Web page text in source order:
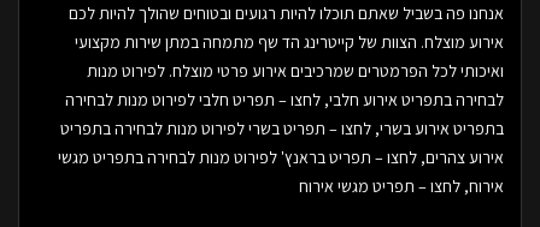
אנחנו פה בשביל שאתם תוכלו להיות רגועים ובטוחים שהולך להיות לכם
אירוע מוצלח. הצוות של קייטרינג הד שף מתמחה במתן שירות מקצועי
ואיכותי לכל הפרמטרים שמרכיבים אירוע פרטי מוצלח. לפירוט מנות
לבחירה בתפריט אירוע חלבי, לחצו – תפריט חלבי לפירוט מנות לבחירה
בתפריט אירוע בשרי, לחצו – תפריט בשרי לפירוט מנות לבחירה בתפריט
אירוע צהרים, לחצו – תפריט בראנץ' לפירוט מנות לבחירה בתפריט מגשי
אירוח, לחצו – תפריט מגשי אירוח